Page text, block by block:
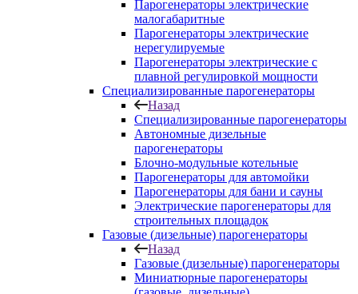
Парогенераторы электрические
малогабаритные
Парогенераторы электрические
нерегулируемые
Парогенераторы электрические с
плавной регулировкой мощности
Специализированные парогенераторы
Назад
Специализированные парогенераторы
Автономные дизельные
парогенераторы
Блочно-модульные котельные
Парогенераторы для автомойки
Парогенераторы для бани и сауны
Электрические парогенераторы для
строительных площадок
Газовые (дизельные) парогенераторы
Назад
Газовые (дизельные) парогенераторы
Миниатюрные парогенераторы